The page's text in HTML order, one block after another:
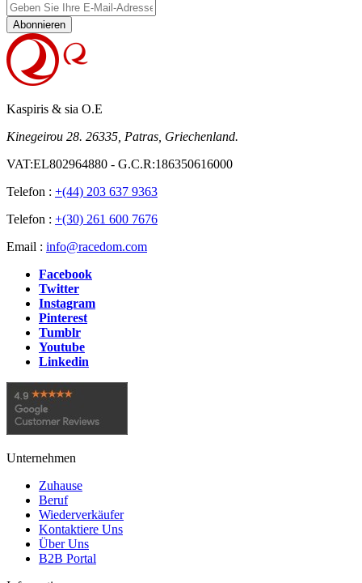
Abonnieren
Kaspiris & sia O.E
Kinegeirou 28. 26335, Patras, Griechenland.
VAT:EL802964880 - G.C.R:186350616000
Telefon : +(44) 203 637 9363
Telefon : +(30) 261 600 7676
Email : info@racedom.com
Facebook
Twitter
Instagram
Pinterest
Tumblr
Youtube
Linkedin
Unternehmen
Zuhause
Beruf
Wiederverkäufer
Kontaktiere Uns
Über Uns
B2B Portal